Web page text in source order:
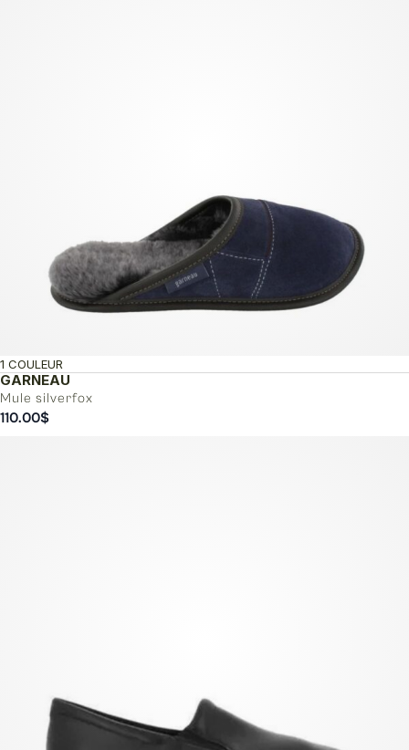
GARNEAU
Mule silverfox
1 COULEUR
110.00$